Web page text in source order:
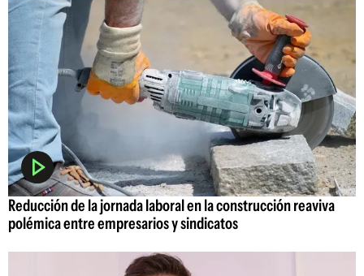
Reducción de la jornada laboral en la construcción reaviva
polémica entre empresarios y sindicatos